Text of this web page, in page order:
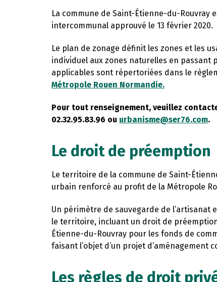
La commune de Saint-Étienne-du-Rouvray
intercommunal approuvé le 13 février 2020.
Le plan de zonage définit les zones et les
individuel aux zones naturelles en passant
applicables sont répertoriées dans le
Métropole Rouen Normandie.
Pour tout renseignement, veuillez
02.32.95.83.96 ou urbanisme@ser76.com.
Le droit de préemption
Le territoire de la commune de Saint-
urbain renforcé au profit de la Métropole
Un périmètre de sauvegarde de
le territoire, incluant un droit de
Étienne-du-Rouvray pour les fonds de
faisant l’objet d’un projet d’aménagement
Les règles de droit